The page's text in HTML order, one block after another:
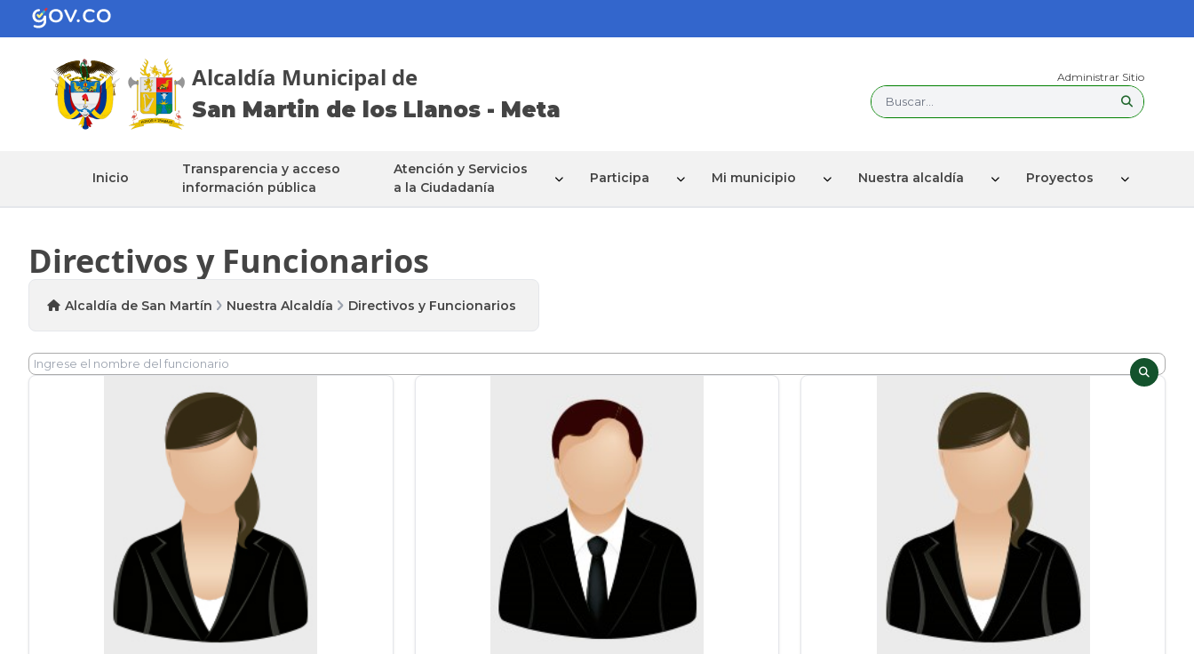
Alcaldía Municipal de
San Martin de los Llanos - Meta
Administrar Sitio
Buscar...
Inicio
Transparencia y acceso
información pública
Atención y Servicios
a la Ciudadanía
Participa Mi municipio Nuestra alcaldía Proyectos
Directivos y Funcionarios
Alcaldía de San Martín Nuestra Alcaldía Directivos y Funcionarios